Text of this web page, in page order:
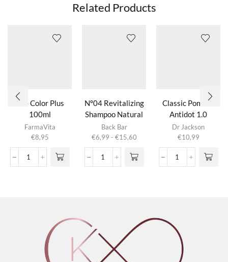
Related Products
Life Color Plus
100ml
FarmaVita
€8,95
Life
Dit product
heeft
meerdere
Deze optie
Nº04 Revitalizing
Shampoo Natural
Herbs
Back Bar
€6,99 - €15,60Prijsklasse:
tot
Nº04
Dit product
heeft
meerdere
Deze optie
Classic Pomade
Antidot 1.0
Dr Jackson
€10,99
Classic